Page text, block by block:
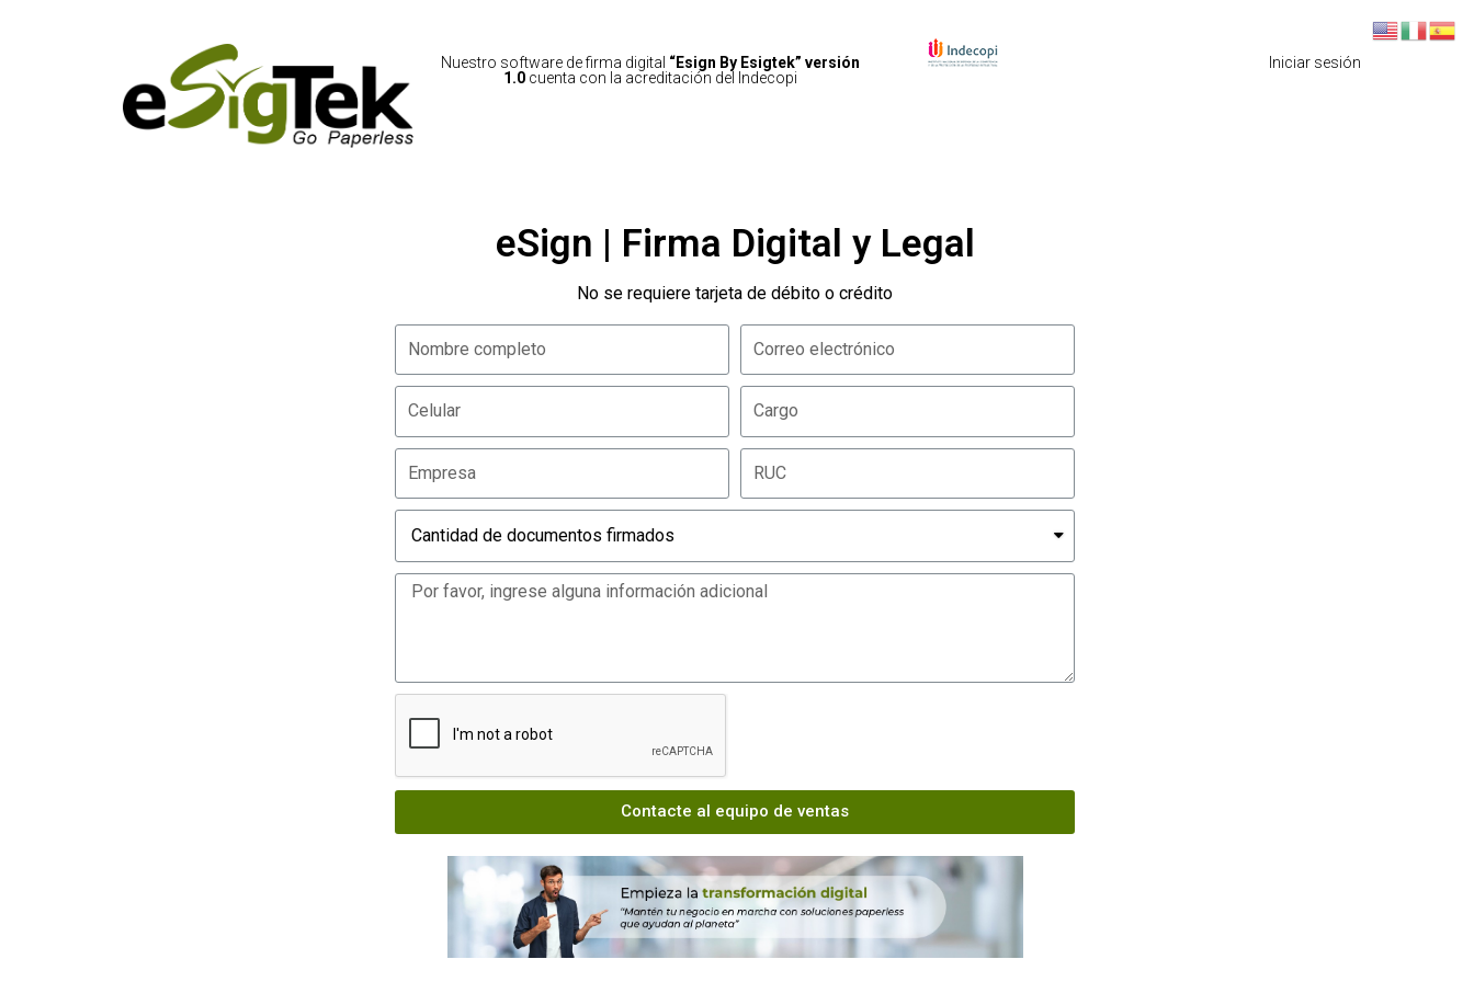
Nuestro software de firma digital “Esign By Esigtek” versión
1.0cuenta con la acreditación del Indecopi
Iniciar sesión
eSign | Firma Digital y Legal
No se requiere tarjeta de débito o crédito
Contacte al equipo de ventas